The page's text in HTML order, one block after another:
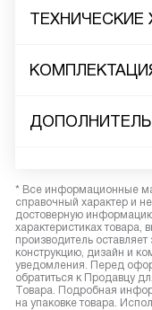
ТЕХНИЧЕСКИЕ
* Все информационные
справочный характер и
достоверную
характеристиках
производитель
конструкцию, дизайн и
уведомления. Перед
обратиться к Продавцу
Товара. Подробная
на упаковке товара.